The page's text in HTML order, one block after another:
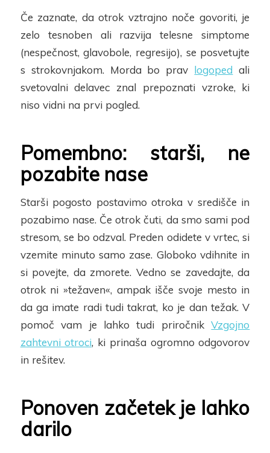
Če zaznate, da otrok vztrajno noče govoriti, je
zelo tesnoben ali razvija telesne simptome
(nespečnost, glavobole, regresijo), se posvetujte
s strokovnjakom. Morda bo prav logoped ali
svetovalni delavec znal prepoznati vzroke, ki
niso vidni na prvi pogled.
Pomembno: starši, ne
pozabite nase
Starši pogosto postavimo otroka v središče in
pozabimo nase. Če otrok čuti, da smo sami pod
stresom, se bo odzval. Preden odidete v vrtec, si
vzemite minuto samo zase. Globoko vdihnite in
si povejte, da zmorete. Vedno se zavedajte, da
otrok ni »težaven«, ampak išče svoje mesto in
da ga imate radi tudi takrat, ko je dan težak. V
pomoč vam je lahko tudi priročnikVzgojno
zahtevni otroci, ki prinaša ogromno odgovorov
in rešitev.
Ponoven začetek je lahko
darilo